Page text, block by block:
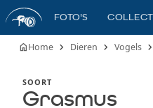
FOTO'S
homeHome chevron_right Dieren chevron_right Vogels chevron_right
SOORT
Grasmus